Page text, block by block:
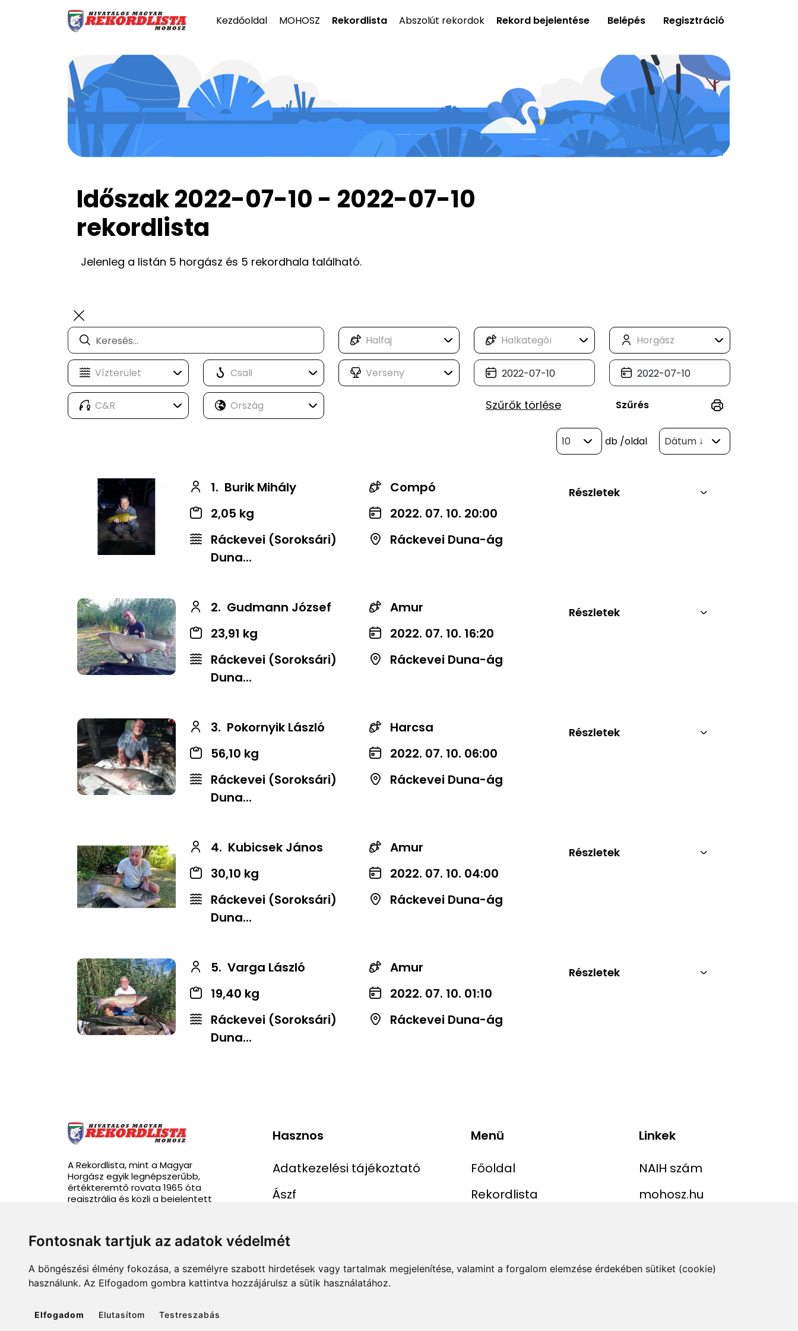
Fontosnak tartjuk az adatok védelmét
A böngészési élmény fokozása, a személyre szabott hirdetések vagy tartalmak megjelenítése, valamint a forgalom elemzése érdekében sütiket (cookie)
használunk. Az Elfogadom gombra kattintva hozzájárulsz a sütik használatához.
Elfogadom Elutasítom Testreszabás
Kezdőoldal MOHOSZ Rekordlista Abszolút rekordok Rekord bejelentése Belépés Regisztráció
Időszak 2022-07-10 - 2022-07-10
rekordlista
Jelenleg a listán 5 horgász és 5 rekordhala található.
Szűrők törlése Szűrés
10 db /oldal Dátum ↓
1. Burik Mihály
Compó
2,05 kg
2022. 07. 10. 20:00
Ráckevei (Soroksári)
Duna...
Ráckevei Duna-ág
Részletek
2. Gudmann József
Amur
23,91 kg
2022. 07. 10. 16:20
Ráckevei (Soroksári)
Duna...
Ráckevei Duna-ág
Részletek
3. Pokornyik László
Harcsa
56,10 kg
2022. 07. 10. 06:00
Ráckevei (Soroksári)
Duna...
Ráckevei Duna-ág
Részletek
4. Kubicsek János
Amur
30,10 kg
2022. 07. 10. 04:00
Ráckevei (Soroksári)
Duna...
Ráckevei Duna-ág
Részletek
5. Varga László
Amur
19,40 kg
2022. 07. 10. 01:10
Ráckevei (Soroksári)
Duna...
Ráckevei Duna-ág
Részletek
A Rekordlista, mint a Magyar
Horgász egyik legnépszerűbb,
értékteremtő rovata 1965 óta
regisztrálja és közli a bejelentett
Hasznos
Adatkezelési tájékoztató
Ászf
Menü
Főoldal
Rekordlista
Linkek
NAIH szám
mohosz.hu
info@rekordlista.mohosz.hu